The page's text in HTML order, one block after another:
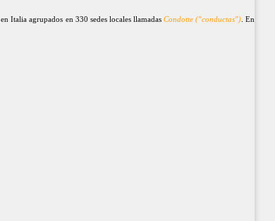
Italia agrupados en 330 sedes locales llamadas Condotte ("conductas"). En